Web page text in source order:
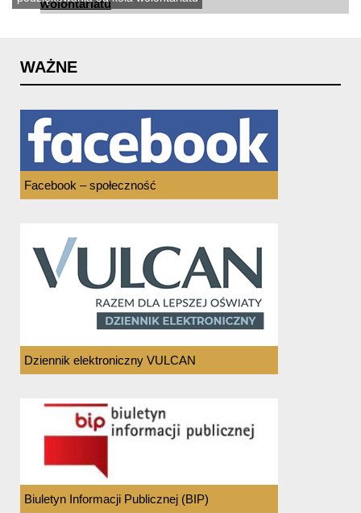
wolontariatu
WAŻNE
Facebook – społeczność
Dziennik elektroniczny VULCAN
Biuletyn Informacji Publicznej (BIP)